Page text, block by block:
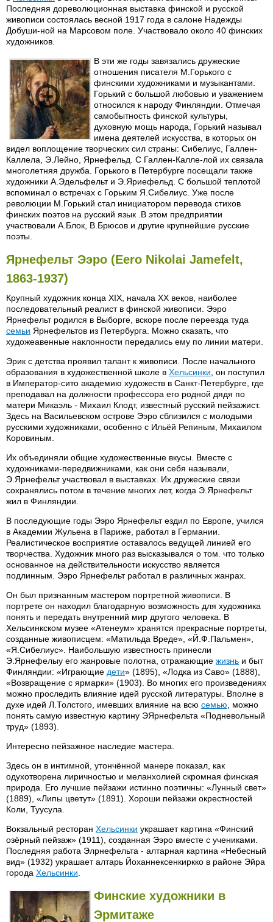
Последняя дореволюционная выставка финской и русской
живописи состоялась весной 1917 года в салоне Надежды
Добуши-ной на Марсовом поле. Участвовало около 40 финских
художников.
В эти же годы завязались дружеские
отношения писателя М.Горького с
финскими художниками и музыкантами.
Горький с большой любовью и уважением
относился к народу Финляндии. Отмечая
самобытность финской культуры,
духовную мощь народа, Горький называл
имена деятелей искусства, в которых он
видел воплощение творческих сил страны: Сибелиус, Галлен-
Каллела, Э.Лейно, Ярнефельд. С Галлен-Калле-лой их связала
многолетняя дружба. Горького в Петербурге посещали также
художники А.Эдельфельт и Э.Яриефельд. С большой теплотой
вспоминал о встречах с Горьким Я.Сибелиус. Уже после
революции М.Горький стал инициатором перевода стихов
финских поэтов на русский язык .В этом предприятии
участвовали А.Блок, В.Брюсов и другие крупнейшие русские
поэты.
Ярнефельт Ээро (Eero Nikolai Jamefelt,
1863-1937)
Крупный художник конца XIX, начала XX веков, наиболее
последовательный реалист в финской живописи. Ээро
Ярнефельт родился в Выборге, вскоре после переезда туда
семьи Ярнефельтов из Петербурга. Можно сказать, что
художеавенные наклонности передались ему по линии матери.
Эрик с детства проявил талант к живописи. После начального
образования в художественной школе в Хельсинки , он поступил
в Император-сито академию художеств в Санкт-Петербурге, где
преподавал на должности профессора его родной дядя по
матери Микаэль - Михаил Клодт, известный русский пейзажист.
Здесь на Васильевском острове Ээро сблизился с молодыми
русскими художниками, особенно с Ильёй Репиным, Михаилом
Коровиным.
Их объединяли общие художественные вкусы. Вместе с
художниками-передвижниками, как они себя называли,
Э.Ярнефельт участвовал в выставках. Их дружеские связи
сохранялись потом в течение многих лет, когда Э.Ярнефельт
жил в Финляндии.
В последующие годы Ээро Ярнефельт ездил по Европе, учился
в Академии Жульена в Париже, работал в Германии.
Реалистическое восприятие оставалось ведущей линией его
творчества. Художник много раз высказывался о том. что только
основанное на действительности искусство является
подлинным. Ээро Ярнефельт работал в различных жанрах.
Он был признанным мастером портретной живописи. В
портрете он находил благодарную возможность для художника
понять и передать внутренний мир другого человека. В
Хельсинкском музее «Атенеум» хранятся прекрасные портреты,
созданные живописцем: «Матильда Вреде», «Й.Ф.Пальмен»,
«Я.Сибелиус». Наибольшую известность принесли
Э.Ярнефелыу его жанровые полотна, отражающие жизнь и быт
Финляндии: «Играющие дети» (1895), «Лодка из Саво» (1888),
«Возвращение с ярмарки» (1903). Во многих его произведениях
можно проследить влияние идей русской литературы. Вполне в
духе идей Л.Толстого, имевших влияние на всю семью , можно
понять самую известную картину ЭЯрнефельта «Подневольный
труд» (1893).
Интересно пейзажное наследие мастера.
Здесь он в интимной, утончённой манере показал, как
одухотворена лиричностью и меланхолией скромная финская
природа. Его лучшие пейзажи истинно поэтичны: «Лунный свет»
(1889), «Липы цветут» (1891). Хороши пейзажи окрестностей
Коли, Туусула.
Вокзальный ресторан Хельсинки украшает картина «Финский
озёрный пейзаж» (1911), созданная Ээро вместе с учениками.
Последняя работа Элрнефельта - алтарная картина «Небесный
вид» (1932) украшает алтарь Йоханнексенкиркко в районе Эйра
города Хельсинки
Финские художники в
Эрмитаже